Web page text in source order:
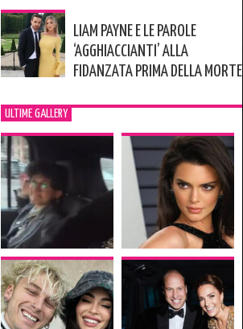
LIAM PAYNE E LE PAROLE
‘AGGHIACCIANTI’ ALLA
FIDANZATA PRIMA DELLA MORTE
ULTIME GALLERY